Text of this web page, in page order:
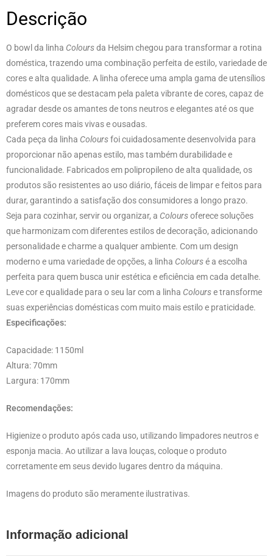
Descrição
O bowl da linha Coloursda Helsim chegou para transformar a rotina
doméstica, trazendo uma combinação perfeita de estilo, variedade de
cores e alta qualidade. A linha oferece uma ampla gama de utensílios
domésticos que se destacam pela paleta vibrante de cores, capaz de
agradar desde os amantes de tons neutros e elegantes até os que
preferem cores mais vivas e ousadas.
Cada peça da linha Coloursfoi cuidadosamente desenvolvida para
proporcionar não apenas estilo, mas também durabilidade e
funcionalidade. Fabricados em polipropileno de alta qualidade, os
produtos são resistentes ao uso diário, fáceis de limpar e feitos para
durar, garantindo a satisfação dos consumidores a longo prazo.
Seja para cozinhar, servir ou organizar, a Coloursoferece soluções
que harmonizam com diferentes estilos de decoração, adicionando
personalidade e charme a qualquer ambiente. Com um design
moderno e uma variedade de opções, a linha Coloursé a escolha
perfeita para quem busca unir estética e eficiência em cada detalhe.
Leve cor e qualidade para o seu lar com a linha Colourse transforme
suas experiências domésticas com muito mais estilo e praticidade.
Especificações:
Capacidade: 1150ml
Altura: 70mm
Largura: 170mm
Recomendações:
Higienize o produto após cada uso, utilizando limpadores neutros e
esponja macia. Ao utilizar a lava louças, coloque o produto
corretamente em seus devido lugares dentro da máquina.
Imagens do produto são meramente ilustrativas.
Informação adicional